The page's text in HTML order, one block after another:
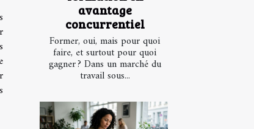
avantage
concurrentiel
Former, oui, mais pour quoi
faire, et surtout pour quoi
gagner ? Dans un marché du
travail sous...